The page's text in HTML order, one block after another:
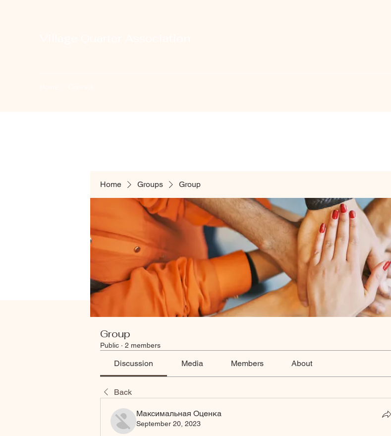
Home Groups Group
Group
Public · 2 members
Discussion Media Members About
Back
Максимальная Оценка
September 20, 2023